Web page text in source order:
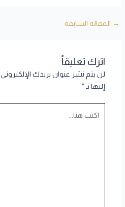
→ المقالة السابقة
اترك تعليقاً
لن يتم نشر عنوان بريدك الإلكتروني.
إليها بـ*